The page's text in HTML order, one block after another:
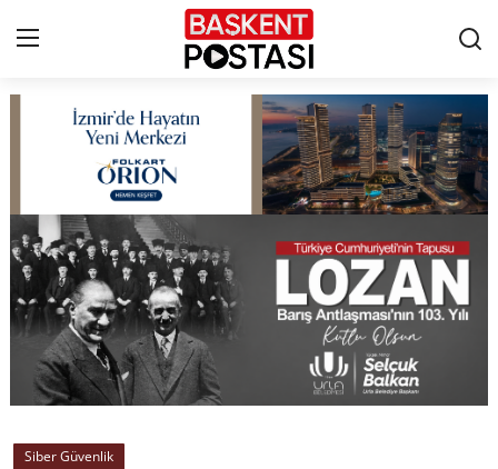
Çerez Politikası
Künye
Ankara
TBMM
Siber Güvenlik